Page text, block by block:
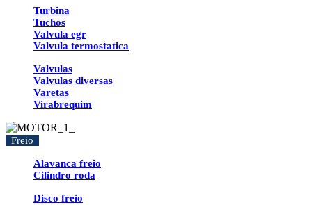
Turbina
Tuchos
Valvula egr
Valvula termostatica
Valvulas
Valvulas diversas
Varetas
Virabrequim
Freio
Alavanca freio
Cilindro roda
Disco freio